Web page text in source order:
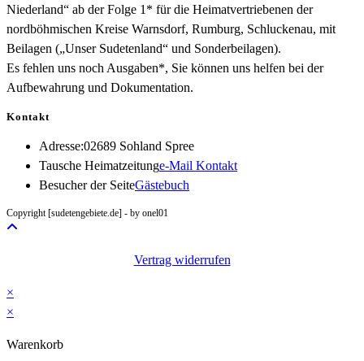
Niederland“ ab der Folge 1* für die Heimatvertriebenen der
nordböhmischen Kreise Warnsdorf, Rumburg, Schluckenau, mit
Beilagen („Unser Sudetenland“ und Sonderbeilagen).
Es fehlen uns noch Ausgaben*, Sie können uns helfen bei der
Aufbewahrung und Dokumentation.
Kontakt
Adresse:02689 Sohland Spree
Tausche Heimatzeitunge-Mail KontaktOpens
Besucher der SeiteGästebuch
Copyright [sudetengebiete.de] - by onel01
Vertrag widerrufen
×
×
Warenkorb